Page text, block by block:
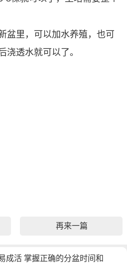
里，可以加水养殖，也可
浇透水就可以了。
再来一篇
成活 掌握正确的分盆时间和